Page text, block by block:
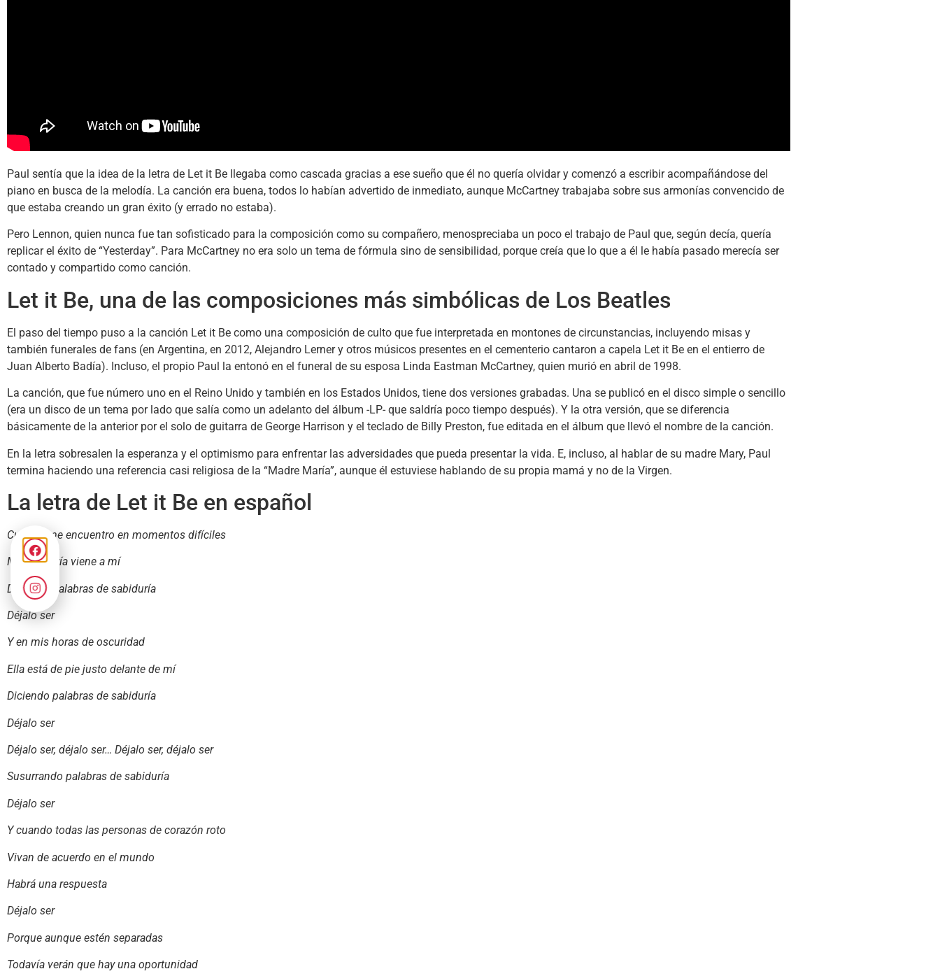
Paul sentía que la idea de la letra de Let it Be llegaba como cascada gracias a ese sueño que él no quería olvidar y comenzó a escribir acompañándose del
piano en busca de la melodía. La canción era buena, todos lo habían advertido de inmediato, aunque McCartney trabajaba sobre sus armonías convencido de
que estaba creando un gran éxito (y errado no estaba).
Pero Lennon, quien nunca fue tan sofisticado para la composición como su compañero, menospreciaba un poco el trabajo de Paul que, según decía, quería
replicar el éxito de “Yesterday”. Para McCartney no era solo un tema de fórmula sino de sensibilidad, porque creía que lo que a él le había pasado merecía ser
contado y compartido como canción.
Let it Be, una de las composiciones más simbólicas de Los Beatles
El paso del tiempo puso a la canción Let it Be como una composición de culto que fue interpretada en montones de circunstancias, incluyendo misas y
también funerales de fans (en Argentina, en 2012, Alejandro Lerner y otros músicos presentes en el cementerio cantaron a capela Let it Be en el entierro de
Juan Alberto Badía). Incluso, el propio Paul la entonó en el funeral de su esposa Linda Eastman McCartney, quien murió en abril de 1998.
La canción, que fue número uno en el Reino Unido y también en los Estados Unidos, tiene dos versiones grabadas. Una se publicó en el disco simple o sencillo
(era un disco de un tema por lado que salía como un adelanto del álbum -LP- que saldría poco tiempo después). Y la otra versión, que se diferencia
básicamente de la anterior por el solo de guitarra de George Harrison y el teclado de Billy Preston, fue editada en el álbum que llevó el nombre de la canción.
En la letra sobresalen la esperanza y el optimismo para enfrentar las adversidades que pueda presentar la vida. E, incluso, al hablar de su madre Mary, Paul
termina haciendo una referencia casi religiosa de la “Madre María”, aunque él estuviese hablando de su propia mamá y no de la Virgen.
La letra de Let it Be en español
Cuando me encuentro en momentos difíciles
Madre María viene a mí
Diciendo palabras de sabiduría
Déjalo ser
Y en mis horas de oscuridad
Ella está de pie justo delante de mí
Diciendo palabras de sabiduría
Déjalo ser
Déjalo ser, déjalo ser… Déjalo ser, déjalo ser
Susurrando palabras de sabiduría
Déjalo ser
Y cuando todas las personas de corazón roto
Vivan de acuerdo en el mundo
Habrá una respuesta
Déjalo ser
Porque aunque estén separadas
Todavía verán que hay una oportunidad